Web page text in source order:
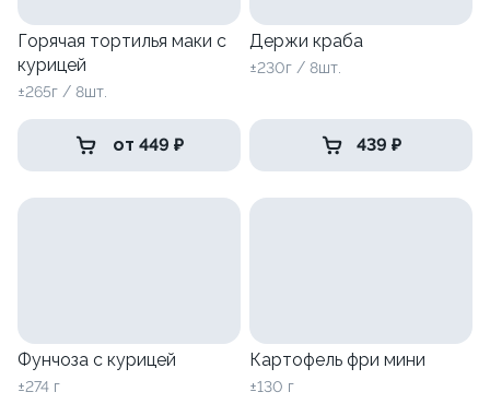
Горячая тортилья маки с
курицей
±265г / 8шт.
от 449 ₽
Держи краба
±230г / 8шт.
439 ₽
Фунчоза с курицей
±274 г
Картофель фри мини
±130 г